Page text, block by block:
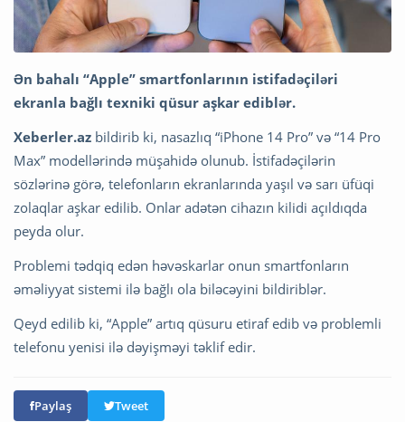
Ən bahalı “Apple” smartfonlarının istifadəçiləri
ekranla bağlı texniki qüsur aşkar ediblər.
Xeberler.az bildirib ki, nasazlıq “iPhone 14 Pro” və “14 Pro
Max” modellərində müşahidə olunub. İstifadəçilərin
sözlərinə görə, telefonların ekranlarında yaşıl və sarı üfüqi
zolaqlar aşkar edilib. Onlar adətən cihazın kilidi açıldıqda
peyda olur.
Problemi tədqiq edən həvəskarlar onun smartfonların
əməliyyat sistemi ilə bağlı ola biləcəyini bildiriblər.
Qeyd edilib ki, “Apple” artıq qüsuru etiraf edib və problemli
telefonu yenisi ilə dəyişməyi təklif edir.
Paylaş Tweet